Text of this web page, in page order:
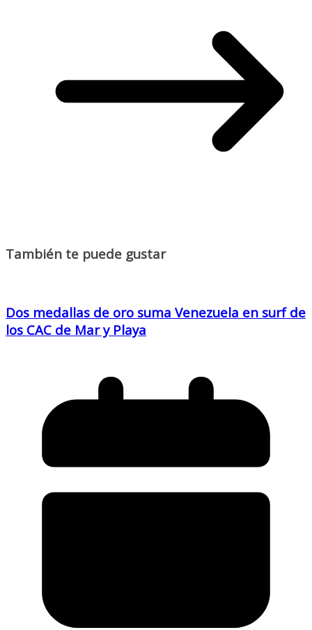
También te puede gustar
Dos medallas de oro suma Venezuela en surf de
los CAC de Mar y Playa